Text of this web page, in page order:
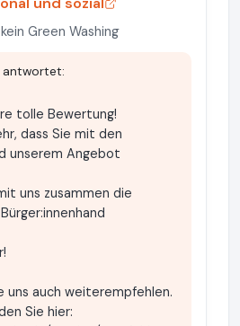
Green Washing
antwortet:
tolle Bewertung!
dass Sie mit den
unserem Angebot
uns zusammen die
uns auch weiterempfehlen.
Sie hier: